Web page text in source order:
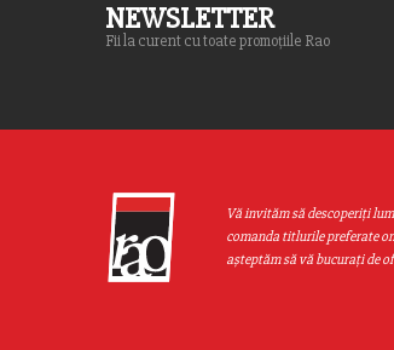
NEWSLETTER
Fii la curent cu toate promoțiile Rao
Vă invităm să descoperiţi
comanda titlurile preferate
aşteptăm să vă bucuraţi de